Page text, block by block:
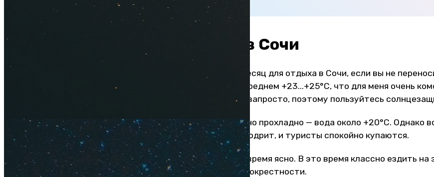
Начало лета в Сочи
Июнь — лучший летний месяц для отдыха в Сочи, если вы не
Погода хорошая: днем в среднем +23...+25°С, что для меня очень
жарко, но сгореть можно запросто, поэтому пользуйтесь
Правда, купаться довольно прохладно — вода около +20°С. Однако
месяца вода уже не так бодрит, и туристы спокойно купаются.
Дождей почти нет, и все время ясно. В это время классно ездить на
самостоятельно изучать окрестности.